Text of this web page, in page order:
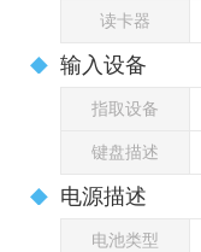
读卡器
输入设备
指取设备
键盘描述
电源描述
电池类型